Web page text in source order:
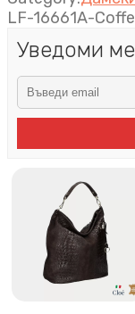
LF-16661A-
Уведоми